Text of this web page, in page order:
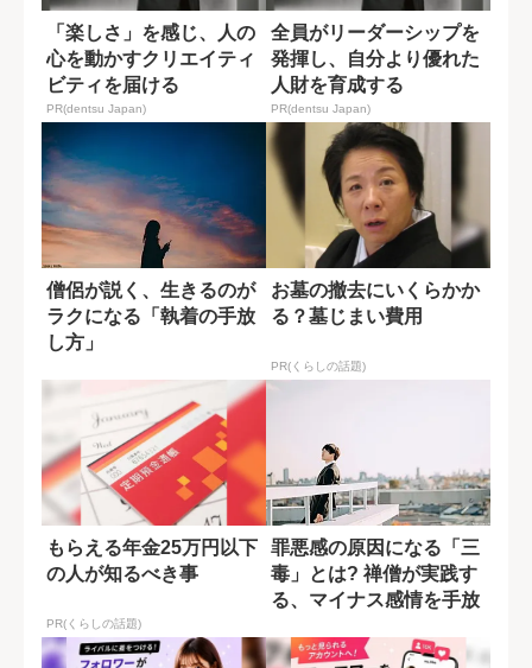
「楽しさ」を感じ、人の
心を動かすクリエイティ
ビティを届ける
PR(dentsu Japan)
全員がリーダーシップを
発揮し、自分より優れた
人財を育成する
PR(dentsu Japan)
僧侶が説く、生きるのが
ラクになる「執着の手放
し方」
お墓の撤去にいくらかか
る？墓じまい費用
PR(くらしの話題)
もらえる年金25万円以下
の人が知るべき事
PR(くらしの話題)
罪悪感の原因になる「三
毒」とは? 禅僧が実践す
る、マイナス感情を手放